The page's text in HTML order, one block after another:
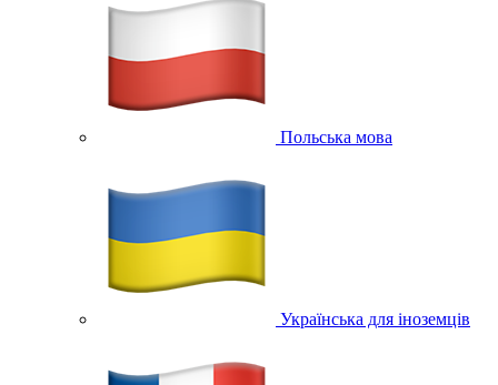
Польська мова
Українська для іноземців